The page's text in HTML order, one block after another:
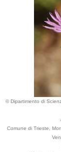
© Dipartimento di
Comune di Trieste,